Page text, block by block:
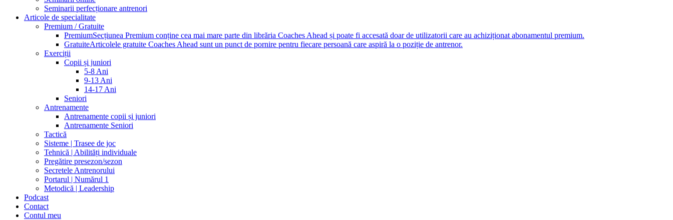
Seminarii perfecționare antrenori
Articole de specialitate
Premium / Gratuite
PremiumSecțiunea Premium conține cea mai mare parte din librăria Coaches Ahead și poate fi accesată doar de utilizatorii care au achiziționat abonamentul premium.
GratuiteArticolele gratuite Coaches Ahead sunt un punct de pornire pentru fiecare persoană care aspiră la o poziție de antrenor.
Exerciții
Copii și juniori
5-8 Ani
9-13 Ani
14-17 Ani
Seniori
Antrenamente
Antrenamente copii și juniori
Antrenamente Seniori
Tactică
Sisteme | Trasee de joc
Tehnică | Abilități individuale
Pregătire presezon/sezon
Secretele Antrenorului
Portarul | Numărul 1
Metodică | Leadership
Podcast
Contact
Contul meu